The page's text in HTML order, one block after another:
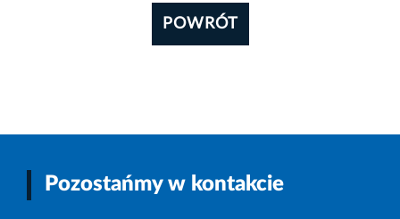
POWRÓT
Pozostańmy w kontakcie